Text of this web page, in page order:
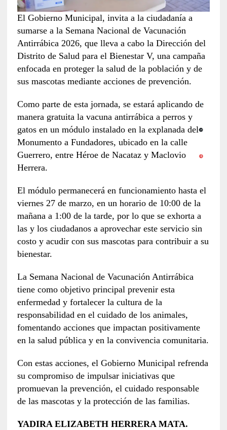
El Gobierno Municipal, invita a la ciudadanía a
sumarse a la Semana Nacional de Vacunación
Antirrábica 2026, que lleva a cabo la Dirección del
Distrito de Salud para el Bienestar V, una campaña
enfocada en proteger la salud de la población y de
sus mascotas mediante acciones de prevención.
Como parte de esta jornada, se estará aplicando de
manera gratuita la vacuna antirrábica a perros y
gatos en un módulo instalado en la explanada del
Monumento a Fundadores, ubicado en la calle
Guerrero, entre Héroe de Nacataz y Maclovio
Herrera.
El módulo permanecerá en funcionamiento hasta el
viernes 27 de marzo, en un horario de 10:00 de la
mañana a 1:00 de la tarde, por lo que se exhorta a
las y los ciudadanos a aprovechar este servicio sin
costo y acudir con sus mascotas para contribuir a su
bienestar.
La Semana Nacional de Vacunación Antirrábica
tiene como objetivo principal prevenir esta
enfermedad y fortalecer la cultura de la
responsabilidad en el cuidado de los animales,
fomentando acciones que impactan positivamente
en la salud pública y en la convivencia comunitaria.
Con estas acciones, el Gobierno Municipal refrenda
su compromiso de impulsar iniciativas que
promuevan la prevención, el cuidado responsable
de las mascotas y la protección de las familias.
YADIRA ELIZABETH HERRERA MATA.